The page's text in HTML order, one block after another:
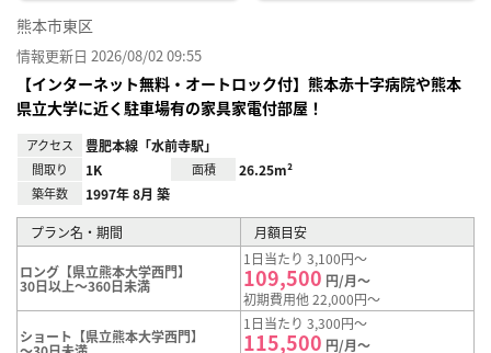
熊本市東区
情報更新日 2026/08/02 09:55
【インターネット無料・オートロック付】熊本赤十字病院や熊本
県立大学に近く駐車場有の家具家電付部屋！
アクセス 豊肥本線「水前寺駅」
間取り 1K 面積 26.25m²
築年数 1997年 8月 築
プラン名・期間 月額目安
ロング【県立熊本大学西門】
30日以上～360日未満
1日当たり 3,100円～
109,500 円/月～
初期費用他 22,000円～
ショート【県立熊本大学西門】
1日当たり 3,300円～
115,500 円/月～